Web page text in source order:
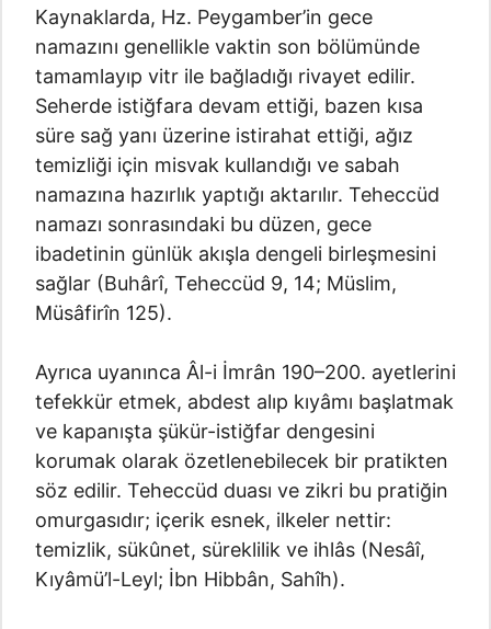
Kaynaklarda, Hz. Peygamber’in gece
namazını genellikle vaktin son bölümünde
tamamlayıp vitr ile bağladığı rivayet edilir.
Seherde istiğfara devam ettiği, bazen kısa
süre sağ yanı üzerine istirahat ettiği, ağız
temizliği için misvak kullandığı ve sabah
namazına hazırlık yaptığı aktarılır. Teheccüd
namazı sonrasındaki bu düzen, gece
ibadetinin günlük akışla dengeli birleşmesini
sağlar (Buhârî, Teheccüd 9, 14; Müslim,
Müsâfirîn 125).
Ayrıca uyanınca Âl-i İmrân 190–200. ayetlerini
tefekkür etmek, abdest alıp kıyâmı başlatmak
ve kapanışta şükür-istiğfar dengesini
korumak olarak özetlenebilecek bir pratikten
söz edilir. Teheccüd duası ve zikri bu pratiğin
omurgasıdır; içerik esnek, ilkeler nettir:
temizlik, sükûnet, süreklilik ve ihlâs (Nesâî,
Kıyâmü’l-Leyl; İbn Hibbân, Sahîh).